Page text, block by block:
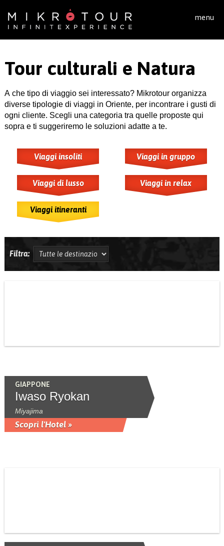
menu
Tour culturali e Natura
A che tipo di viaggio sei interessato? Mikrotour organizza
diverse tipologie di viaggi in Oriente, per incontrare i gusti di
ogni cliente. Scegli una categoria tra quelle proposte qui
sopra e ti suggeriremo le soluzioni adatte a te.
Viaggi insoliti Viaggi in gruppo
Viaggi di lusso Viaggi in relax
Viaggi itineranti
Filtra:
GIAPPONE
Iwaso Ryokan
Miyajima
Scopri l'Hotel »